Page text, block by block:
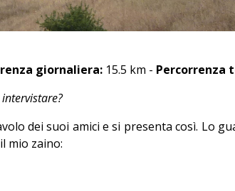
giornaliera: 15.5 km - Percorrenza
dei suoi amici e si presenta così. Lo
mio zaino: